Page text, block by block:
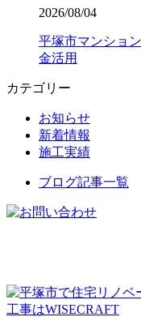
2026/08/04
平塚市マンショ
金活用
カテゴリー
お知らせ
新着情報
施工実績
ブログ記事一覧